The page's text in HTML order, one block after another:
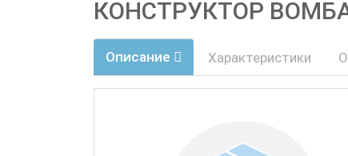
КОНСТРУКТОР
Описание Характеристики